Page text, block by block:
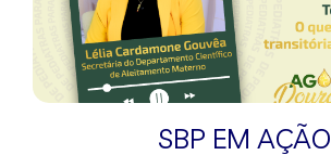
SBP EM AÇÃO